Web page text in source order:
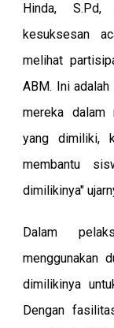
Hinda, S.Pd,
kesuksesan
melihat
ABM. Ini
mereka dalam
yang dimiliki,
membantu
dimilikinya"
Dalam
menggunakan
dimilikinya
Dengan